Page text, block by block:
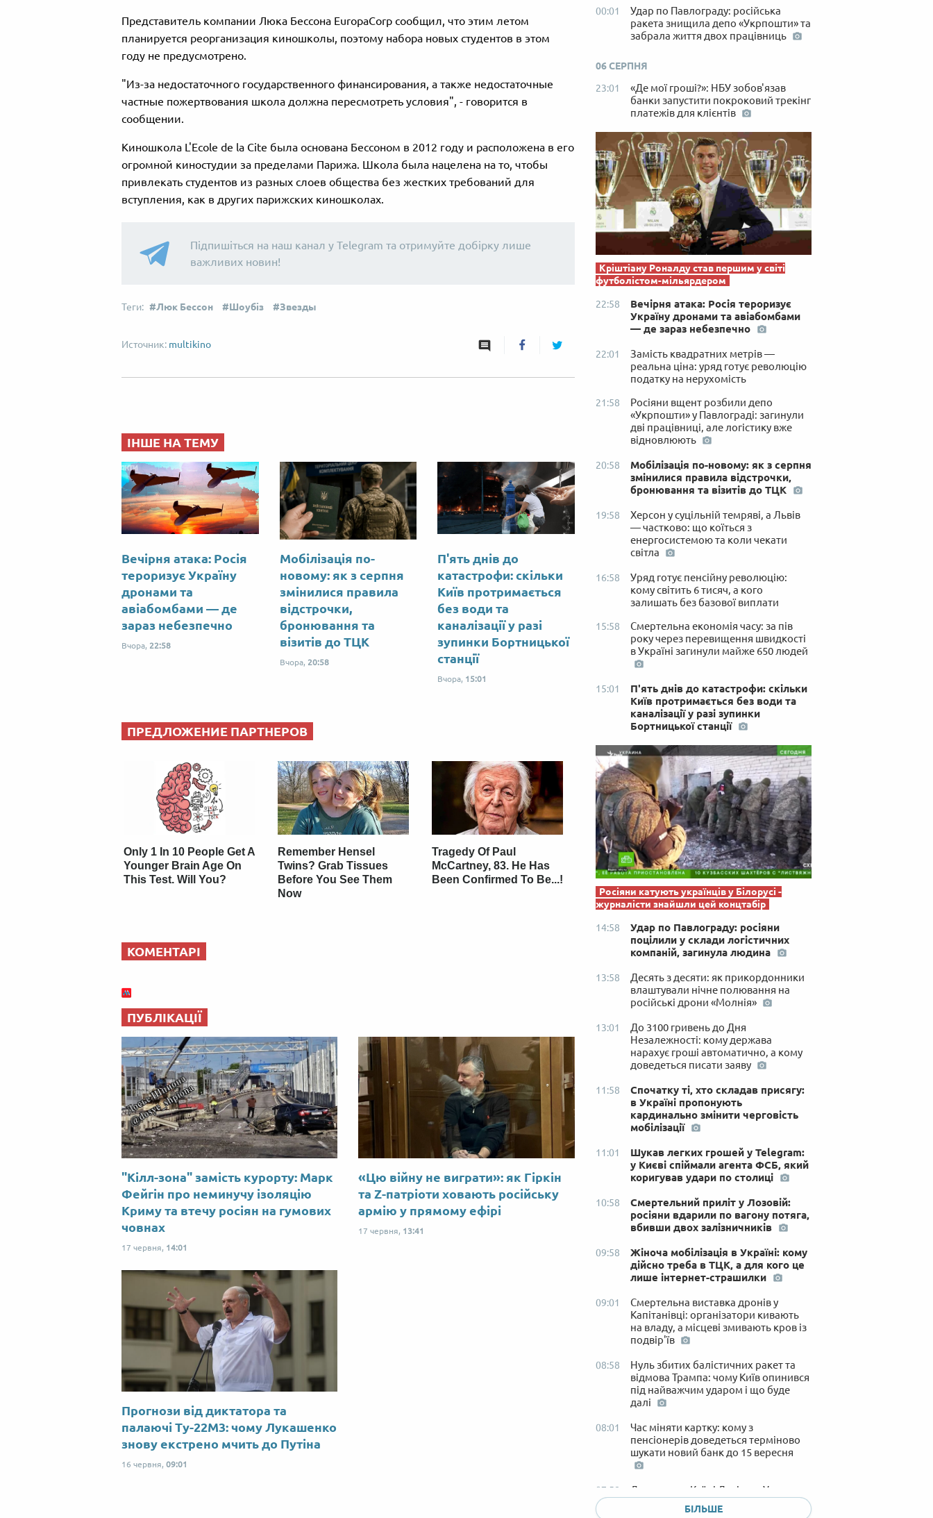
Представитель компании Люка Бессона EuropaCorp сообщил, что этим летом
планируется реорганизация киношколы, поэтому набора новых студентов в этом
году не предусмотрено.
"Из-за недостаточного государственного финансирования, а также недостаточные
частные пожертвования школа должна пересмотреть условия", - говорится в
сообщении.
Киношкола L'Ecole de la Cite была основана Бессоном в 2012 году и расположена в его
огромной киностудии за пределами Парижа. Школа была нацелена на то, чтобы
привлекать студентов из разных слоев общества без жестких требований для
вступления, как в других парижских киношколах.
Підпишіться на наш канал у Telegram та отримуйте добірку лише
важливих новин!
Люк Бессон Шоубіз Звезды
multikino
ІНШЕ НА ТЕМУ
Вечірня атака: Росія
тероризує Україну
дронами та
авіабомбами — де
зараз небезпечно
Вчора, 22:58
Мобілізація по-
новому: як з серпня
змінилися правила
відстрочки,
бронювання та
візитів до ТЦК
Вчора, 20:58
П'ять днів до
катастрофи: скільки
Київ протримається
без води та
каналізації у разі
зупинки Бортницької
станції
Вчора, 15:01
ПРЕДЛОЖЕНИЕ ПАРТНЕРОВ
Only 1 In 10 People Get A
Younger Brain Age On
This Test. Will You?
Remember Hensel
Twins? Grab Tissues
Before You See Them
Now
Tragedy Of Paul
McCartney, 83. He Has
Been Confirmed To Be...!
КОМЕНТАРІ
ПУБЛІКАЦІЇ
"Кілл-зона" замість курорту: Марк
Фейгін про неминучу ізоляцію
Криму та втечу росіян на гумових
човнах
17 червня, 14:01
«Цю війну не виграти»: як Гіркін
та Z-патріоти ховають російську
армію у прямому ефірі
17 червня, 13:41
Прогнози від диктатора та
палаючі Ту-22М3: чому Лукашенко
знову екстрено мчить до Путіна
16 червня, 09:01
00:01
Удар по Павлограду: російська
ракета знищила депо «Укрпошти» та
забрала життя двох працівниць
06 СЕРПНЯ
23:01
«Де мої гроші?»: НБУ зобов'язав
банки запустити покроковий трекінг
платежів для клієнтів
Кріштіану Роналду став першим у світі
футболістом-мільярдером
22:58
Вечірня атака: Росія тероризує
Україну дронами та авіабомбами
— де зараз небезпечно
22:01
Замість квадратних метрів —
реальна ціна: уряд готує революцію
податку на нерухомість
21:58
Росіяни вщент розбили депо
«Укрпошти» у Павлограді: загинули
дві працівниці, але логістику вже
відновлюють
20:58
Мобілізація по-новому: як з серпня
змінилися правила відстрочки,
бронювання та візитів до ТЦК
19:58
Херсон у суцільній темряві, а Львів
— частково: що коїться з
енергосистемою та коли чекати
світла
16:58
Уряд готує пенсійну революцію:
кому світить 6 тисяч, а кого
залишать без базової виплати
15:58
Смертельна економія часу: за пів
року через перевищення швидкості
в Україні загинули майже 650 людей
15:01
П'ять днів до катастрофи: скільки
Київ протримається без води та
каналізації у разі зупинки
Бортницької станції
Росіяни катують українців у Білорусі -
журналісти знайшли цей концтабір
14:58
Удар по Павлограду: росіяни
поцілили у склади логістичних
компаній, загинула людина
13:58
Десять з десяти: як прикордонники
влаштували нічне полювання на
російські дрони «Молнія»
13:01
До 3100 гривень до Дня
Незалежності: кому держава
нарахує гроші автоматично, а кому
доведеться писати заяву
11:58
Спочатку ті, хто складав присягу:
в Україні пропонують
кардинально змінити черговість
мобілізації
11:01
Шукав легких грошей у Telegram:
у Києві спіймали агента ФСБ, який
коригував удари по столиці
10:58
Смертельний приліт у Лозовій:
росіяни вдарили по вагону потяга,
вбивши двох залізничників
09:58
Жіноча мобілізація в Україні: кому
дійсно треба в ТЦК, а для кого це
лише інтернет-страшилки
09:01
Смертельна виставка дронів у
Капітанівці: організатори кивають
на владу, а місцеві змивають кров із
подвір'їв
08:58
Нуль збитих балістичних ракет та
відмова Трампа: чому Київ опинився
під найважчим ударом і що буде
далі
08:01
Час міняти картку: кому з
пенсіонерів доведеться терміново
шукати новий банк до 15 вересня
07:58
Дорожче за Київ і Львів: як Ужгород
оренду житлаБІЛЬШЕ